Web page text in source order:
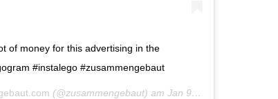
of money for this advertising in the
#instalego #zusammengebaut
(@zusammengebaut) am Jan 9, 2019 um 5:48 PST